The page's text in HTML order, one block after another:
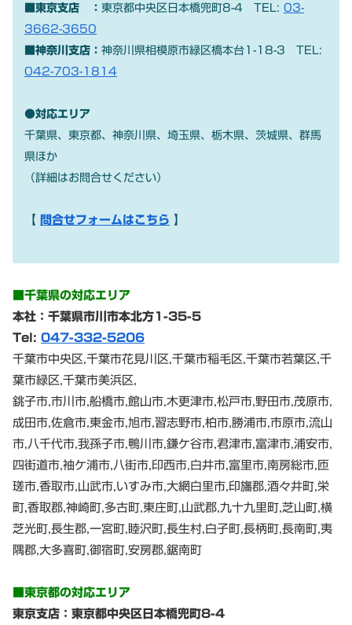
■東京支店 ： 東京都中央区日本橋兜町8-4 TEL: 03-
3662-3650
■神奈川支店： 神奈川県相模原市緑区橋本台1-18-3 TEL:
042-703-1814
●対応エリア
千葉県、東京都、神奈川県、埼玉県、栃木県、茨城県、群馬
県ほか
（詳細はお問合せください）
【 問合せフォームはこちら 】
■千葉県の対応エリア
本社：千葉県市川市本北方1-35-5
Tel: 047-332-5206
千葉市中央区,千葉市花見川区,千葉市稲毛区,千葉市若葉区,千
葉市緑区,千葉市美浜区,
銚子市,市川市,船橋市,館山市,木更津市,松戸市,野田市,茂原市,
成田市,佐倉市,東金市,旭市,習志野市,柏市,勝浦市,市原市,流山
市,八千代市,我孫子市,鴨川市,鎌ケ谷市,君津市,富津市,浦安市,
四街道市,袖ケ浦市,八街市,印西市,白井市,富里市,南房総市,匝
瑳市,香取市,山武市,いすみ市,大網白里市,印旛郡,酒々井町,栄
町,香取郡,神崎町,多古町,東庄町,山武郡,九十九里町,芝山町,横
芝光町,長生郡,一宮町,睦沢町,長生村,白子町,長柄町,長南町,夷
隅郡,大多喜町,御宿町,安房郡,鋸南町
■東京都の対応エリア
東京支店：東京都中央区日本橋兜町8-4